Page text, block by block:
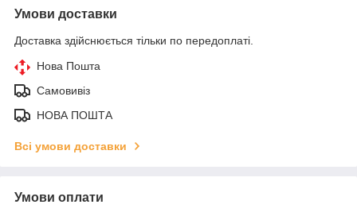
Умови доставки
Доставка здійснюється тільки по передоплаті.
Нова Пошта
Самовивіз
НОВА ПОШТА
Всі умови доставки
Умови оплати